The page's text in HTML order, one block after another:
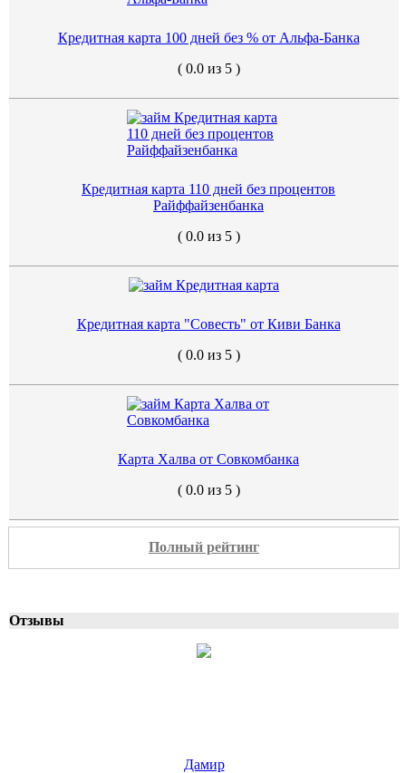
Кредитная карта 100 дней без % от Альфа-Банка
( 0.0 из 5 )
Кредитная карта 110 дней без процентов
Райффайзенбанка
( 0.0 из 5 )
Кредитная карта "Совесть" от Киви Банка
( 0.0 из 5 )
Карта Халва от Совкомбанка
( 0.0 из 5 )
Полный рейтинг
Отзывы
Дамир